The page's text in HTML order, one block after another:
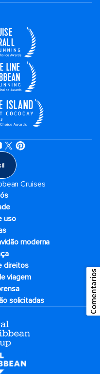
Cruises
uso
moderna
direitos
viagem
solicitadas
Comentarios